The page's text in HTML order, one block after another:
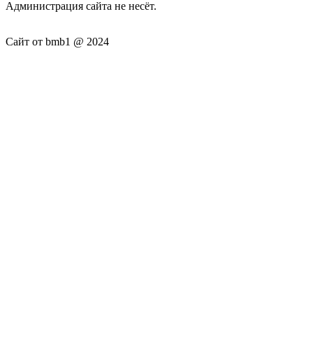
Администрация сайта не несёт.
Сайт от bmb1 @ 2024